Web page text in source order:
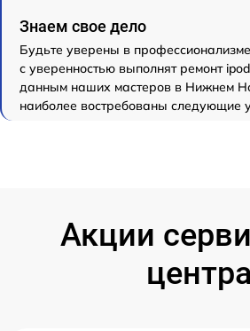
Знаем свое дело
Будьте уверены в
с уверенностью выполнят ремонт
данным наших мастеров в Нижнем
наиболее востребованы следующие
Акции
центра